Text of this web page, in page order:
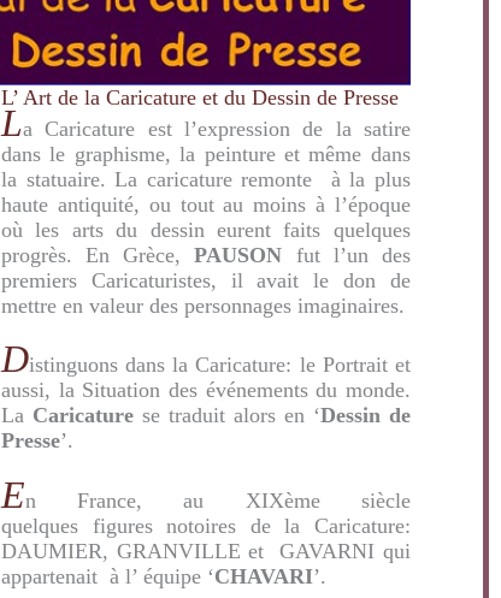
L’ Art de la Caricature et du Dessin de Presse
La Caricature est l’expression de la satire
dans le graphisme, la peinture et même dans
la statuaire. La caricature remonte à la plus
haute antiquité, ou tout au moins à l’époque
où les arts du dessin eurent faits quelques
progrès. En Grèce,PAUSON fut l’un des
premiers Caricaturistes, il avait le don de
mettre en valeur des personnages imaginaires.
Distinguons dans la Caricature: le Portrait et
aussi, la Situation des événements du monde.
La Caricature se traduit alors en ‘Dessin de
Presse’.
En France, au XIXème siècle
quelques figures notoires de la Caricature:
DAUMIER, GRANVILLE et GAVARNI qui
appartenait à l’ équipe ‘CHAVARI’.